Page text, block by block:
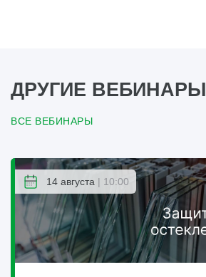
ДРУГИЕ ВЕБИНАРЫ
ВСЕ ВЕБИНАРЫ
14 августа | 10:00